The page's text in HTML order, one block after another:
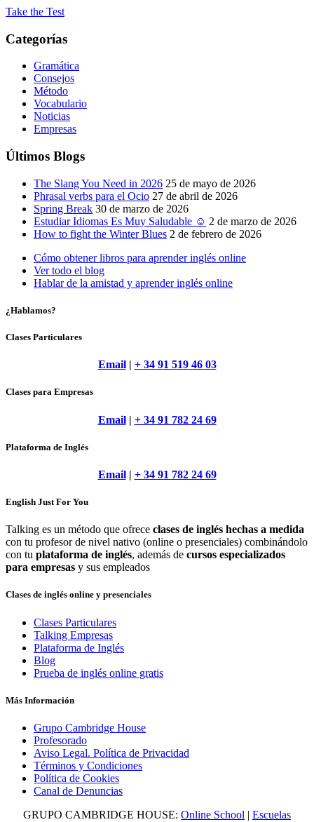
Take the Test
Categorías
Gramática
Consejos
Método
Vocabulario
Noticias
Empresas
Últimos Blogs
The Slang You Need in 2026 25 de mayo de 2026
Phrasal verbs para el Ocio 27 de abril de 2026
Spring Break 30 de marzo de 2026
Estudiar Idiomas Es Muy Saludable ☺ 2 de marzo de 2026
How to fight the Winter Blues 2 de febrero de 2026
Cómo obtener libros para aprender inglés online
Ver todo el blog
Hablar de la amistad y aprender inglés online
¿Hablamos?
Clases Particulares
Email| + 34 91 519 46 03
Clases para Empresas
Email| + 34 91 782 24 69
Plataforma de Inglés
Email| + 34 91 782 24 69
English Just For You
Talking es un método que ofrece clases de inglés hechas a medida
con tu profesor de nivel nativo (online o presenciales) combinándolo
con tu plataforma de inglés, además de cursos especializados
para empresas y sus empleados
Clases de inglés online y presenciales
Clases Particulares
Talking Empresas
Plataforma de Inglés
Blog
Prueba de inglés online gratis
Más Información
Grupo Cambridge House
Profesorado
Aviso Legal. Política de Privacidad
Términos y Condiciones
Política de Cookies
Canal de Denuncias
GRUPO CAMBRIDGE HOUSE: Online School | Escuelas